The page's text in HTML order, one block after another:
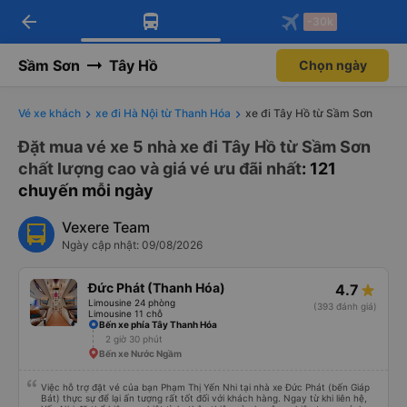
Tải app Vexere ngay!
Nhận ưu đãi thành viên độc
Mở app
Tải app Vexere
-30k/ghế khi đặt vé máy bay qua
Mở app
arrow_back -30k
Sầm Sơn Tây Hồ Chọn ngày
Vé xe khách xe đi Hà Nội từ Thanh Hóa xe đi Tây Hồ từ Sầm Sơn
Đặt mua vé xe 5 nhà xe đi Tây Hồ từ Sầm Sơn
chất lượng cao và giá vé ưu đãi nhất: 121
chuyến mỗi ngày
Vexere Team
Ngày cập nhật: 09/08/2026
Đức Phát (Thanh Hóa)
Limousine 24 phòng
Limousine 11 chỗ
4.7
(393 đánh giá)
Bến xe phía Tây Thanh Hóa
2 giờ 30 phút
Bến xe Nước Ngầm
Việc hỗ trợ đặt vé của bạn Phạm Thị Yến Nhi tại nhà xe Đức Phát (bến Giáp
Bát) thực sự để lại ấn tượng rất tốt đối với khách hàng. Ngay từ khi liên hệ,